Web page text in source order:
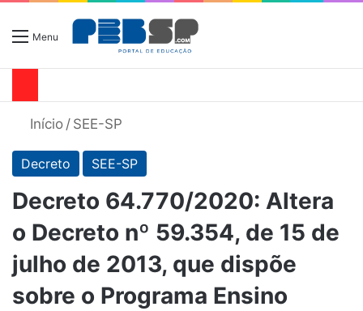
Menu
Início / SEE-SP
Decreto SEE-SP
Decreto 64.770/2020: Altera
o Decreto nº 59.354, de 15 de
julho de 2013, que dispõe
sobre o Programa Ensino